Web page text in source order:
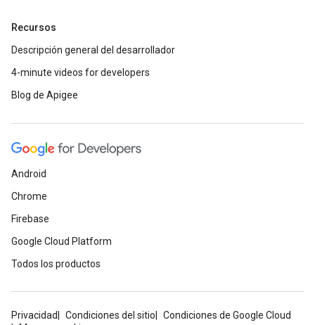
Recursos
Descripción general del desarrollador
4-minute videos for developers
Blog de Apigee
Android
Chrome
Firebase
Google Cloud Platform
Todos los productos
Privacidad Condiciones del sitio
Condiciones de Google Cloud